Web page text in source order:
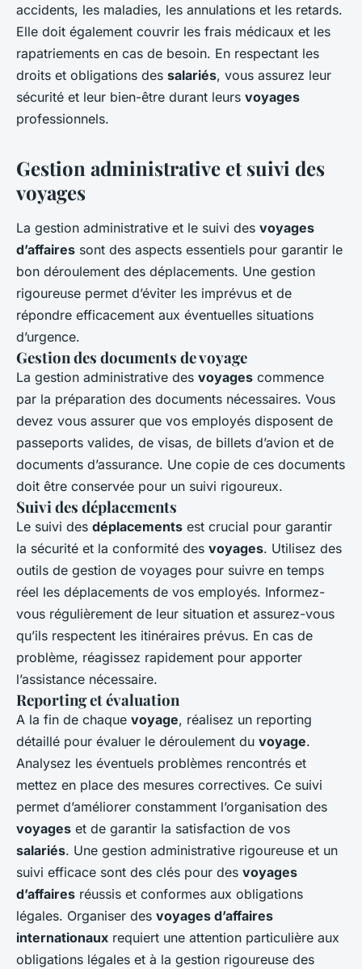
accidents, les maladies, les annulations et les retards.
Elle doit également couvrir les frais médicaux et les
rapatriements en cas de besoin. En respectant les
droits et obligations des salariés, vous assurez leur
sécurité et leur bien-être durant leurs voyages
professionnels.
Gestion administrative et suivi des
voyages
La gestion administrative et le suivi des voyages
d’affaires sont des aspects essentiels pour garantir le
bon déroulement des déplacements. Une gestion
rigoureuse permet d’éviter les imprévus et de
répondre efficacement aux éventuelles situations
d’urgence.
Gestion des documents de voyage
La gestion administrative des voyages commence
par la préparation des documents nécessaires. Vous
devez vous assurer que vos employés disposent de
passeports valides, de visas, de billets d’avion et de
documents d’assurance. Une copie de ces documents
doit être conservée pour un suivi rigoureux.
Suivi des déplacements
Le suivi des déplacements est crucial pour garantir
la sécurité et la conformité des voyages. Utilisez des
outils de gestion de voyages pour suivre en temps
réel les déplacements de vos employés. Informez-
vous régulièrement de leur situation et assurez-vous
qu’ils respectent les itinéraires prévus. En cas de
problème, réagissez rapidement pour apporter
l’assistance nécessaire.
Reporting et évaluation
A la fin de chaque voyage, réalisez un reporting
détaillé pour évaluer le déroulement du voyage.
Analysez les éventuels problèmes rencontrés et
mettez en place des mesures correctives. Ce suivi
permet d’améliorer constamment l’organisation des
voyages et de garantir la satisfaction de vos
salariés. Une gestion administrative rigoureuse et un
suivi efficace sont des clés pour des voyages
d’affaires réussis et conformes aux obligations
légales. Organiser des voyages d’affaires
internationaux requiert une attention particulière aux
obligations légales et à la gestion rigoureuse des